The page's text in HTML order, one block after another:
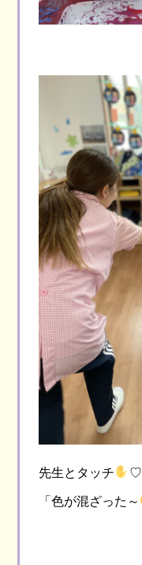
先生とタッチ ♡
「色が混ざった～